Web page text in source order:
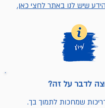
שיש לנו באתר לחצי כאן.
לדבר על זה?
שמחכות לתמוך בך.